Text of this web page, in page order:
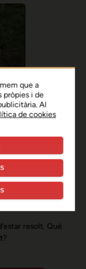
un
resolt. Què
que a
pròpies i de
Al
de cookies